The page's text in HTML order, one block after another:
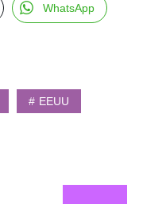
WhatsApp
EEUU